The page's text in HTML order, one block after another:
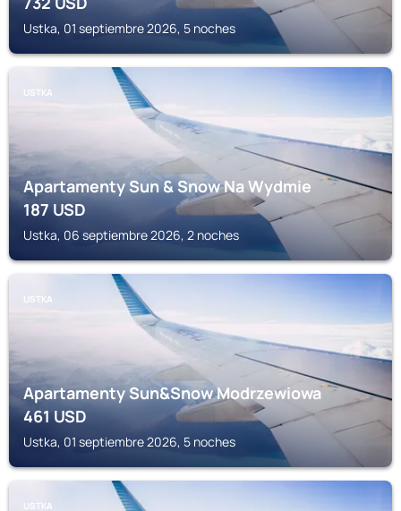
Ustka, 01 septiembre 2026, 5 noches
USTKA
Apartamenty Sun & Snow Na Wydmie
187USD
Ustka, 06 septiembre 2026, 2 noches
USTKA
Apartamenty Sun&Snow Modrzewiowa
461USD
Ustka, 01 septiembre 2026, 5 noches
USTKA